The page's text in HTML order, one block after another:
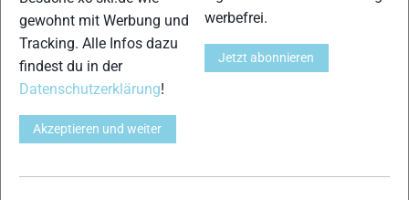
30
gewohnt mit Werbung und
Tracking. Alle Infos dazu
findest du in der
Datenschutzerklärung!
Akzeptieren und weiter
werbefrei.
Jetzt abonnieren